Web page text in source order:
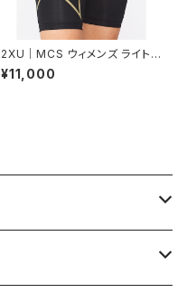
2XU｜MCS ウィメンズ ライトス
ピード ミッドライズ コンプレッシ
ョンショート WA6593B BLK/G
¥11,000